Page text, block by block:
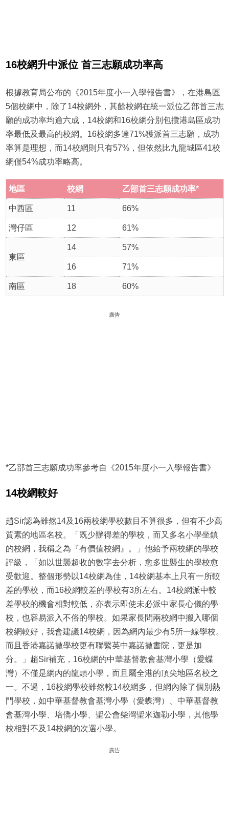
16校網升中派位 首三志願成功率高
根據教育局公布的《2015年度小一入學報告書》，在港島區
5個校網中，除了14校網外，其餘校網在統一派位乙部首三志
願的成功率均逾六成，14校網和16校網分別包攬港島區成功
率最低及最高的校網。16校網多達71%獲派首三志願，成功
率算是理想，而14校網則只有57%，但依然比九龍城區41校
網僅54%成功率略高。
地區 校網 乙部首三志願成功率*
中西區 11 66%
灣仔區 12 61%
東區
14 57%
16 71%
南區 18 60%
廣告
*乙部首三志願成功率參考自《2015年度小一入學報告書》
14校網較好
趙Sir認為雖然14及16兩校網學校數目不算很多，但有不少高
質素的地區名校。「既少辦得差的學校，而又多名小學坐鎮
的校網，我稱之為『有價值校網』。」他給予兩校網的學校
評級，「如以世襲超收的數字去分析，愈多世襲生的學校愈
受歡迎。整個形勢以14校網為佳，14校網基本上只有一所較
差的學校，而16校網較差的學校有3所左右。14校網派中較
差學校的機會相對較低，亦表示即使未必派中家長心儀的學
校，也容易派入不俗的學校。如果家長問兩校網中搬入哪個
校網較好，我會建議14校網，因為網內最少有5所一線學校。
而且香港嘉諾撒學校更有聯繫英中嘉諾撒書院，更是加
分。」趙Sir補充，16校網的中華基督教會基灣小學（愛蝶
灣）不僅是網內的龍頭小學，而且屬全港的頂尖地區名校之
一。不過，16校網學校雖然較14校網多，但網內除了個別熱
門學校，如中華基督教會基灣小學（愛蝶灣）、中華基督教
會基灣小學、培僑小學、聖公會柴灣聖米迦勒小學，其他學
校相對不及14校網的次選小學。
廣告